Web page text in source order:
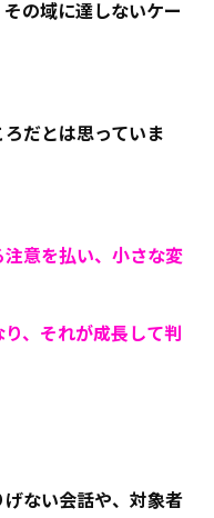
の域に達しないケー
だとは思っていま
意を払い、小さな変
、それが成長して判
ない会話や、対象者